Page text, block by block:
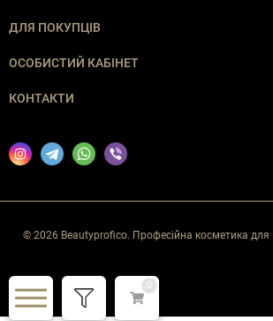
ДЛЯ ПОКУПЦІВ
ОСОБИСТИЙ КАБІНЕТ
КОНТАКТИ
© 2026 Beautyprofico. Професійна косметика для
0